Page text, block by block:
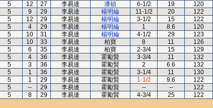
5 12 27 李易達 潘頓 6-1/2 19 120
5 9 29 李易達 楊明綸 11-1/2 20 122
5 12 29 李易達 楊明綸 3-1/2 15 122
5 4 29 李易達 楊明綸 1 8.6 120
5 10 31 李易達 楊明綸 4-1/2 29 123
5 10 33 李易達 柏寶 8 11 126
5 6 35 李易達 柏寶 2-3/4 15 129
5 4 36 李易達 霍勵賢 3-3/4 11 132
5 3 36 李易達 霍勵賢 2 6.6 132
5 1 36 李易達 霍勵賢 3-1/4 11 130
5 1 29 李易達 霍勵賢 1-1/2 9.6 122
5 -- 29 李易達 霍勵賢 -- -- 122
5 8 29 李易達 霍勵賢 4-3/4 25 122